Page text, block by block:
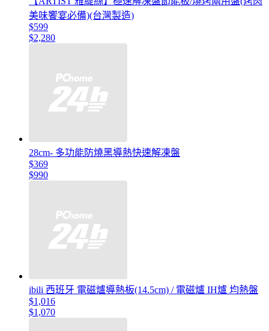
美味饗宴必備)(台灣製造)
$599
$2,280
28cm- 多功能防燒黑導熱快速解凍盤
$369
$990
ibili 西班牙 電磁爐導熱板(14.5cm) / 電磁爐 IH爐 均熱盤
$1,016
$1,070